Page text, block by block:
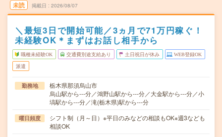
未読 掲載日 2026/08/07
＼最短3日で開始可能／3ヵ月で71万円稼ぐ！
未経験OK＊まずはお話し相手から
職種未経験OK 交通費別途支給あり 土日祝日が休み WEB登録OK
派遣
勤務地
栃木県那須烏山市
烏山駅から---分／鴻野山駅から---分／大金駅から---分／小
塙駅から---分／滝(栃木県)駅から---分
曜日頻度
シフト制（月～日）※平日のみなどの相談もOK※週3なども
相談OK